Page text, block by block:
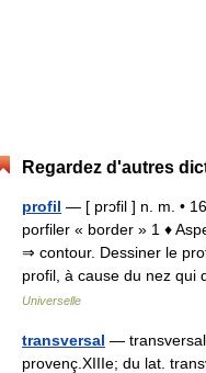
Regardez d'autres
profil — [ prɔfil ] n. m. •
porfiler « border » 1 ♦
⇒ contour. Dessiner le
profil, à cause du nez
Universelle
transversal —
provenç.XIIIe; du lat.